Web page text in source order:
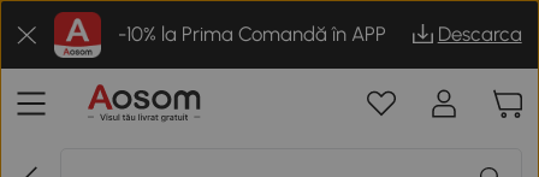
-10% la Prima Comandă în APP Descarca